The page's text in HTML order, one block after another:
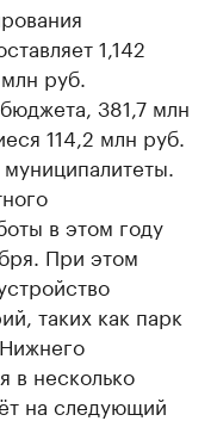
1,142
руб.
381,7 млн
114,2 млн руб.
в этом году
При этом
таких как парк
в несколько
на следующий